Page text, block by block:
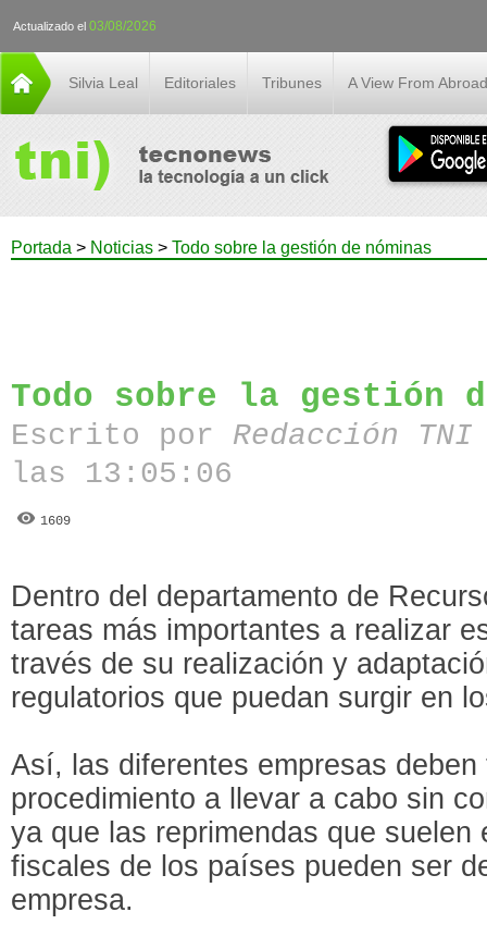
Actualizado el 03/08/2026
Silvia Leal Editoriales Tribunes A View From Abroad
Portada > Noticias > Todo sobre la gestión de nóminas
Todo sobre la gestión
Escrito por Redacción
las 13:05:06
1609
Dentro del departamento de
tareas más importantes a realizar
través de su realización y
regulatorios que puedan surgir en
Así, las diferentes empresas
procedimiento a llevar a cabo sin
ya que las reprimendas que suelen
fiscales de los países pueden ser
empresa.